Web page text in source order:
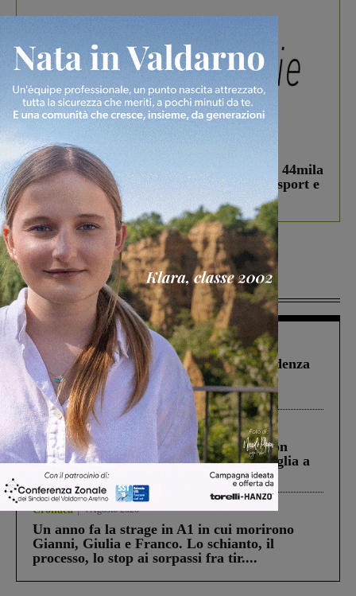
In vetrina 3 Agosto 2026
Estra Notizie agosto: Smart Cities, oltre 44mila
studenti coinvolti, torna il bando per lo sport e
debutta il podcast Estrair
Più lette
Figline Incisa Valdarno 1 Agosto 2026
Piscina di Figline finanziata oltre la scadenza
Pnrr, il gruppo di Fratelli d’Italia: “Un
ringraziamento al Governo”
Cronaca 3 Agosto 2026
Scomparso da una struttura di Castiglion
Fiorentino l’uomo che aveva ucciso la figlia a
Levane nel 2020
Cronaca 4 Agosto 2026
Un anno fa la strage in A1 in cui morirono
Gianni, Giulia e Franco. Lo schianto, il
processo, lo stop ai sorpassi fra tir....